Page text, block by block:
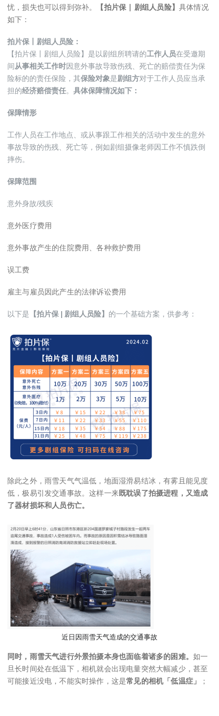
忧，损失也可以得到弥补。
【拍片保 | 剧组人员险】具体情况
如下：
拍片保丨剧组人员险：
【拍片保丨剧组人员险】是以剧组所聘请的工作人员在受邀期
间从事相关工作时因意外事故导致伤残、死亡的赔偿责任为保
险标的的责任保险，其保险对象是剧组方对于工作人员应当承
担的经济赔偿责任。 具体保障情况如下：
保障情形
工作人员在工作地点、或从事跟工作相关的活动中发生的意外
事故导致的伤残、死亡等，例如剧组摄像老师因工作不慎跌倒
摔伤。
保障范围
意外身故/残疾
意外医疗费用
意外事故产生的住院费用、各种救护费用
误工费
雇主与雇员因此产生的法律诉讼费用
以下是 【拍片保 | 剧组人员险】 的一个基础方案，供参考：
除此之外，雨雪天气气温低，地面湿滑易结冰，有雾且能见度
低，极易引发交通事故。这样一来既耽误了拍摄进程，又造成
了器材损坏和人员伤亡。
近日因雨雪天气造成的交通事故
同时，雨雪天气进行外景拍摄本身也面临着诸多的困难。 如一
旦长时间处在低温下，相机就会出现电量突然大幅减少，甚至
可能接近没电，不能实时操作，这是常见的相机「低温症」 ；